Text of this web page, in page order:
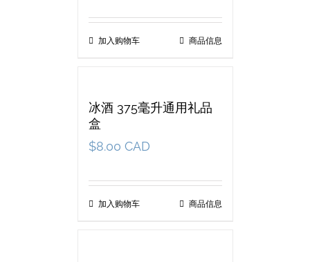
加入购物车 商品信息
冰酒 375毫升通用礼品
盒
$8.00 CAD
加入购物车 商品信息